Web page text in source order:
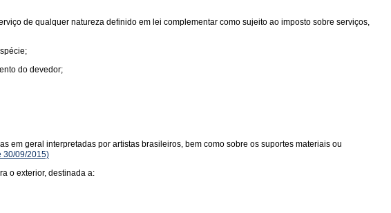
de qualquer natureza definido em lei complementar como sujeito ao imposto sobre serviços,
do devedor;
geral interpretadas por artistas brasileiros, bem como sobre os suportes materiais ou
30/09/2015)
o exterior, destinada a: